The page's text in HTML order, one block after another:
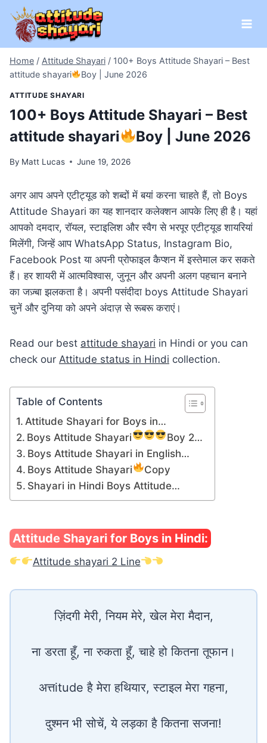
content
Home / Attitude Shayari / 100+ Boys Attitude Shayari – Best
attitude shayari
Boy | June 2026
ATTITUDE SHAYARI
100+ Boys Attitude Shayari – Best
attitude shayari
Boy | June 2026
By Matt Lucas June 19, 2026
अगर आप अपने एटीट्यूड को शब्दों में बयां करना चाहते हैं, तो Boys
Attitude Shayari का यह शानदार कलेक्शन आपके लिए ही है। यहां
आपको दमदार, रॉयल, स्टाइलिश और स्वैग से भरपूर एटीट्यूड शायरियां
मिलेंगी, जिन्हें आप WhatsApp Status, Instagram Bio,
Facebook Post या अपनी प्रोफाइल कैप्शन में इस्तेमाल कर सकते
हैं। हर शायरी में आत्मविश्वास, जुनून और अपनी अलग पहचान बनाने
का जज़्बा झलकता है। अपनी पसंदीदा boys Attitude Shayari
चुनें और दुनिया को अपने अंदाज़ से रूबरू कराएं।
Read our best attitude shayari in Hindi or you can
check our Attitude status in Hindi collection.
Table of Contents
Attitude Shayari for Boys in…
Boys Attitude Shayari
Boy 2…
Boys Attitude Shayari in English…
Boys Attitude Shayari
Copy
Shayari in Hindi Boys Attitude…
Attitude Shayari for Boys in Hindi:
Attitude shayari 2 Line
ज़िंदगी मेरी, नियम मेरे, खेल मेरा मैदान,
ना डरता हूँ, ना रुकता हूँ, चाहे हो कितना तूफान।
अत्तitude है मेरा हथियार, स्टाइल मेरा गहना,
दुश्मन भी सोचें, ये लड़का है कितना सजना!